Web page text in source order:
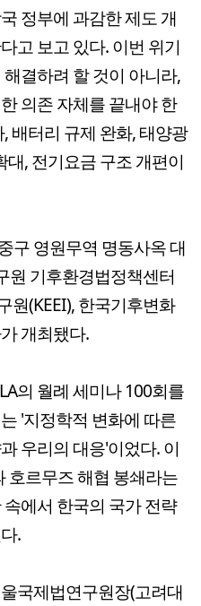
정부에 과감한 제도 개
고 보고 있다. 이번 위기
결하려 할 것이 아니라,
의존 자체를 끝내야 한
배터리 규제 완화, 태양광
, 전기요금 구조 개편이
구 영원무역 명동사옥 대
원 기후환경법정책센터
원(KEEI), 한국기후변화
개최됐다.
의 월례 세미나 100회를
'지정학적 변화에 따른
우리의 대응'이었다. 이
호르무즈 해협 봉쇄라는
에서 한국의 국가 전략
.
국제법연구원장(고려대